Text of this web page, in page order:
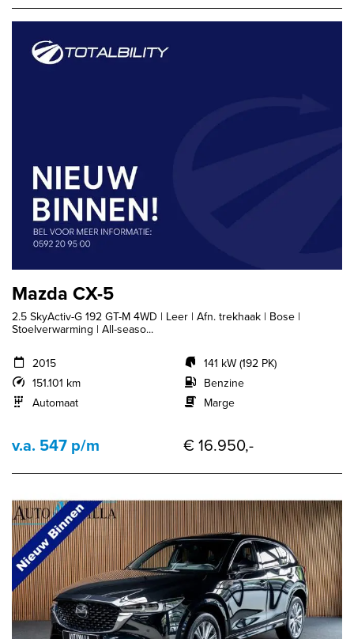
Mazda CX-5
2.5 SkyActiv-G 192 GT-M 4WD | Leer | Afn. trekhaak | Bose |
Stoelverwarming | All-seaso...
2015
151.101 km
Automaat
141 kW (192 PK)
Benzine
Marge
v.a. 547 p/m € 16.950,-